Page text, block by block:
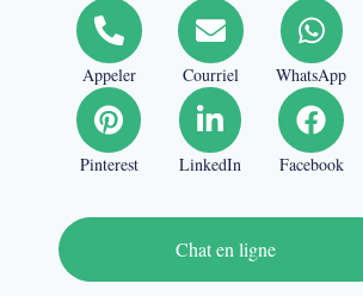
Appeler Courriel WhatsApp
Pinterest LinkedIn Facebook
Chat en ligne